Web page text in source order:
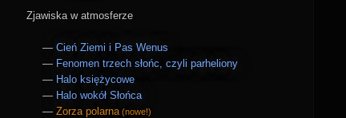
Zjawiska w atmosferze
Cień Ziemi i Pas Wenus
Fenomen trzech słońc, czyli parheliony
Halo księżycowe
Halo wokół Słońca
Zorza polarna (nowe!)